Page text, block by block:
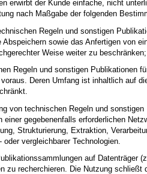
der Kunde einfache, nicht
nach Maßgabe der folgenden
Regeln und sonstigen
sowie das Anfertigen von
Weise weiter zu
Regeln und sonstigen Publikationen
Deren Umfang ist inhaltlich auf
von technischen Regeln und
gegebenenfalls erforderlichen
Strukturierung, Extraktion,
vergleichbarer Technologien.
auf Datenträger
zu recherchieren. Die Nutzung